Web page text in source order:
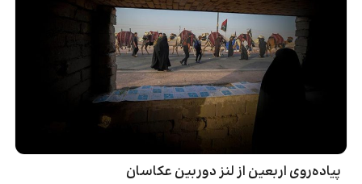
پیاده‌روی اربعین از لنز دوربین عکاسان